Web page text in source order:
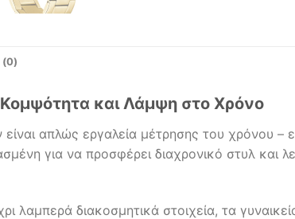
(0)
Κομψότητα και Λάμψη στο Χρόνο
είναι απλώς εργαλεία μέτρησης του χρόνου
για να προσφέρει διαχρονικό στυλ και
λαμπερά διακοσμητικά στοιχεία, τα